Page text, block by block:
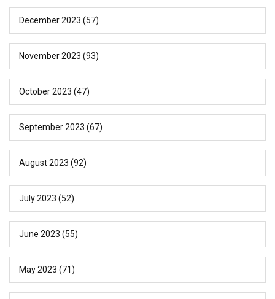
December 2023 (57)
November 2023 (93)
October 2023 (47)
September 2023 (67)
August 2023 (92)
July 2023 (52)
June 2023 (55)
May 2023 (71)